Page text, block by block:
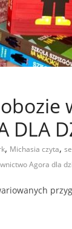
DLA
, Michasia czyta,
Agora dla